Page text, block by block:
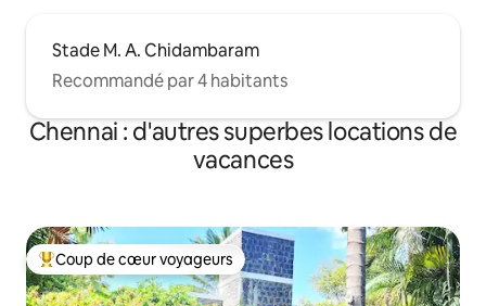
Stade M. A. Chidambaram
Recommandé par 4 habitants
Chennai : d'autres superbes locations de
vacances
Coups de cœur voyageurs les plus appréciés
Coup de cœur voyageurs